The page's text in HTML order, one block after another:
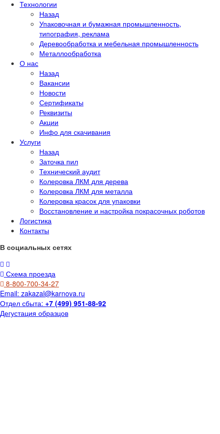
Технологии
Назад
Упаковочная и бумажная промышленность,
типография, реклама
Деревообработка и мебельная промышленность
Металлообработка
О нас
Назад
Вакансии
Новости
Сертификаты
Реквизиты
Акции
Инфо для скачивания
Услуги
Назад
Заточка пил
Технический аудит
Колеровка ЛКМ для дерева
Колеровка ЛКМ для металла
Колеровка красок для упаковки
Восстановление и настройка покрасочных роботов
Логистика
Контакты
В социальных сетях
Схема проезда
8-800-700-34-27
Email: zakazal@karnova.ru
Отдел сбыта: +7 (499) 951-88-92
Дегустация образцов